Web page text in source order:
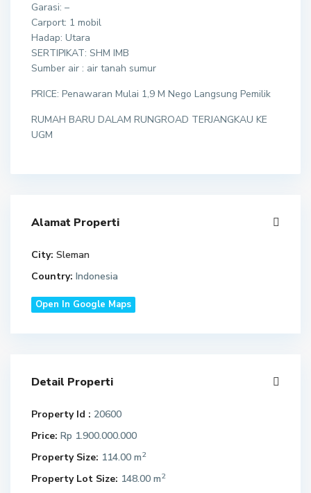
Garasi: –
Carport: 1 mobil
Hadap: Utara
SERTIPIKAT: SHM IMB
Sumber air : air tanah sumur
PRICE: Penawaran Mulai 1,9 M Nego Langsung Pemilik
RUMAH BARU DALAM RUNGROAD TERJANGKAU KE
UGM
Alamat Properti
City: Sleman
Country: Indonesia
Open In Google Maps
Detail Properti
Property Id : 20600
Price: Rp 1.900.000.000
Property Size: 114.00 m2
Property Lot Size: 148.00 m2